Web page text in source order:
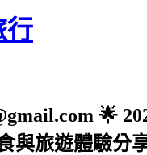
行
🌟
與旅遊體驗分